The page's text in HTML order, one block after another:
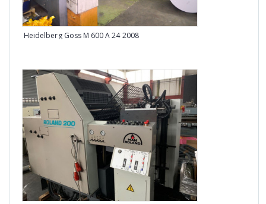
Heidelberg Goss M 600 A 24 2008